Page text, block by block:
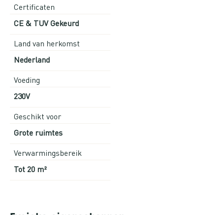
Certificaten
CE & TUV Gekeurd
Land van herkomst
Nederland
Voeding
230V
Geschikt voor
Grote ruimtes
Verwarmingsbereik
Tot 20 m²